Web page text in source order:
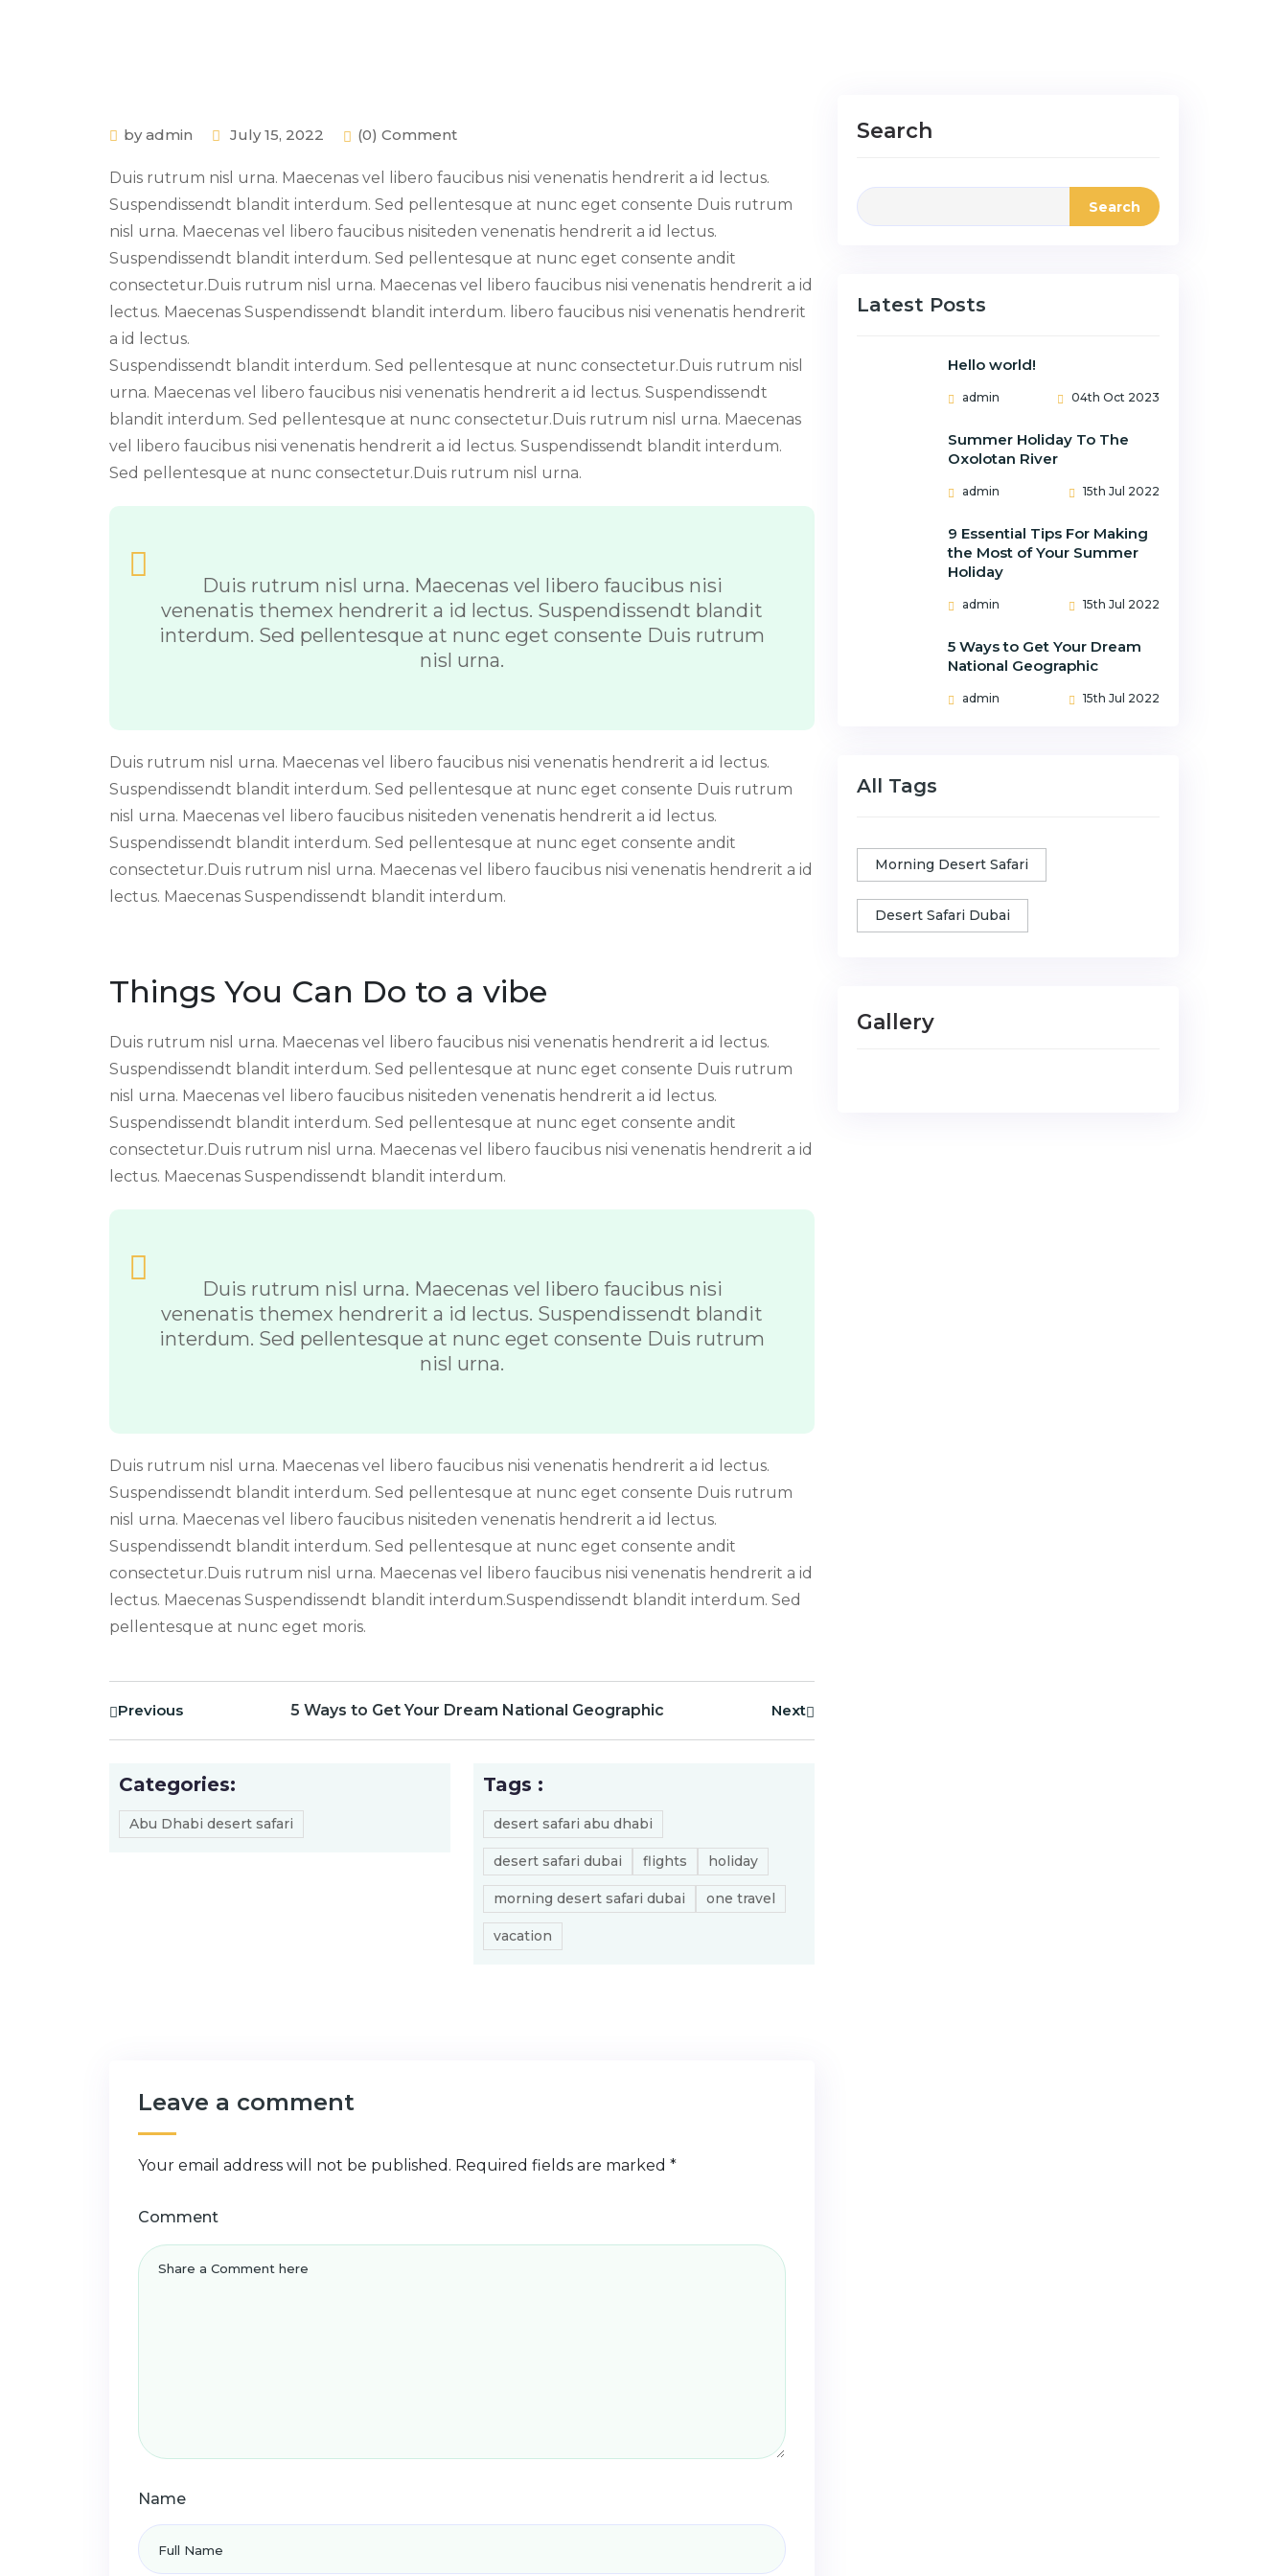
by admin July 15, 2022 (0) Comment
Duis rutrum nisl urna. Maecenas vel libero faucibus nisi venenatis hendrerit a id lectus.
Suspendissendt blandit interdum. Sed pellentesque at nunc eget consente Duis rutrum
nisl urna. Maecenas vel libero faucibus nisiteden venenatis hendrerit a id lectus.
Suspendissendt blandit interdum. Sed pellentesque at nunc eget consente andit
consectetur.Duis rutrum nisl urna. Maecenas vel libero faucibus nisi venenatis hendrerit a id
lectus. Maecenas Suspendissendt blandit interdum. libero faucibus nisi venenatis hendrerit
a id lectus.
Suspendissendt blandit interdum. Sed pellentesque at nunc consectetur.Duis rutrum nisl
urna. Maecenas vel libero faucibus nisi venenatis hendrerit a id lectus. Suspendissendt
blandit interdum. Sed pellentesque at nunc consectetur.Duis rutrum nisl urna. Maecenas
vel libero faucibus nisi venenatis hendrerit a id lectus. Suspendissendt blandit interdum.
Sed pellentesque at nunc consectetur.Duis rutrum nisl urna.
Duis rutrum nisl urna. Maecenas vel libero faucibus nisi
venenatis themex hendrerit a id lectus. Suspendissendt blandit
interdum. Sed pellentesque at nunc eget consente Duis rutrum
nisl urna.
Duis rutrum nisl urna. Maecenas vel libero faucibus nisi venenatis hendrerit a id lectus.
Suspendissendt blandit interdum. Sed pellentesque at nunc eget consente Duis rutrum
nisl urna. Maecenas vel libero faucibus nisiteden venenatis hendrerit a id lectus.
Suspendissendt blandit interdum. Sed pellentesque at nunc eget consente andit
consectetur.Duis rutrum nisl urna. Maecenas vel libero faucibus nisi venenatis hendrerit a id
lectus. Maecenas Suspendissendt blandit interdum.
Things You Can Do to a vibe
Duis rutrum nisl urna. Maecenas vel libero faucibus nisi venenatis hendrerit a id lectus.
Suspendissendt blandit interdum. Sed pellentesque at nunc eget consente Duis rutrum
nisl urna. Maecenas vel libero faucibus nisiteden venenatis hendrerit a id lectus.
Suspendissendt blandit interdum. Sed pellentesque at nunc eget consente andit
consectetur.Duis rutrum nisl urna. Maecenas vel libero faucibus nisi venenatis hendrerit a id
lectus. Maecenas Suspendissendt blandit interdum.
Duis rutrum nisl urna. Maecenas vel libero faucibus nisi
venenatis themex hendrerit a id lectus. Suspendissendt blandit
interdum. Sed pellentesque at nunc eget consente Duis rutrum
nisl urna.
Duis rutrum nisl urna. Maecenas vel libero faucibus nisi venenatis hendrerit a id lectus.
Suspendissendt blandit interdum. Sed pellentesque at nunc eget consente Duis rutrum
nisl urna. Maecenas vel libero faucibus nisiteden venenatis hendrerit a id lectus.
Suspendissendt blandit interdum. Sed pellentesque at nunc eget consente andit
consectetur.Duis rutrum nisl urna. Maecenas vel libero faucibus nisi venenatis hendrerit a id
lectus. Maecenas Suspendissendt blandit interdum.Suspendissendt blandit interdum. Sed
pellentesque at nunc eget moris.
Previous 5 Ways to Get Your Dream National Geographic Next
Categories:
Abu Dhabi desert safari
Tags :
desert safari abu dhabi
desert safari dubai flights holiday
morning desert safari dubai one travel
vacation
Leave a comment
Your email address will not be published. Required fields are marked *
Comment
Name
Search
Search
Latest Posts
Hello world!
admin 04th Oct 2023
Summer Holiday To The
Oxolotan River
admin 15th Jul 2022
9 Essential Tips For Making
the Most of Your Summer
Holiday
admin 15th Jul 2022
5 Ways to Get Your Dream
National Geographic
admin 15th Jul 2022
All Tags
Morning Desert Safari
Desert Safari Dubai
Gallery